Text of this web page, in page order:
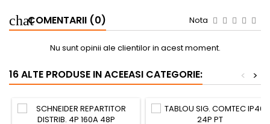
COMENTARII (0) Nota
Nu sunt opinii ale clientilor in acest moment.
16 ALTE PRODUSE IN ACEEASI CATEGORIE: >
<